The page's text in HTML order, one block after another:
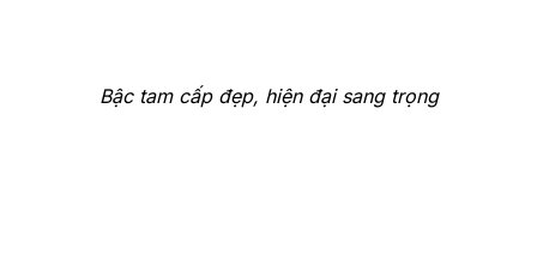
Bậc tam cấp đẹp, hiện đại sang trọng